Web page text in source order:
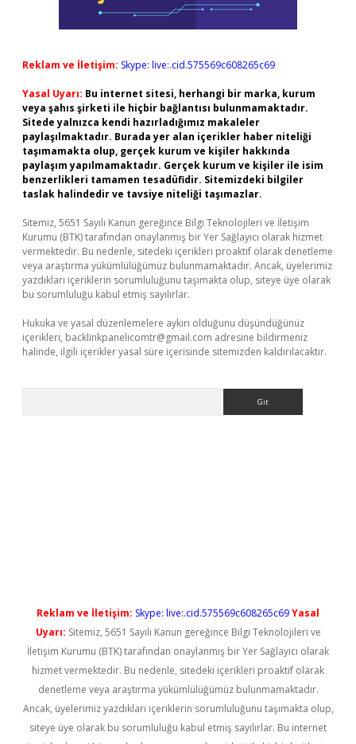
Reklam ve İletişim: Skype: live:.cid.575569c608265c69
Yasal Uyarı: Bu internet sitesi, herhangi bir marka, kurum
veya şahıs şirketi ile hiçbir bağlantısı bulunmamaktadır.
Sitede yalnızca kendi hazırladığımız makaleler
paylaşılmaktadır. Burada yer alan içerikler haber niteliği
taşımamakta olup, gerçek kurum ve kişiler hakkında
paylaşım yapılmamaktadır. Gerçek kurum ve kişiler ile isim
benzerlikleri tamamen tesadüfidir. Sitemizdeki bilgiler
taslak halindedir ve tavsiye niteliği taşımazlar.
Sitemiz, 5651 Sayılı Kanun gereğince Bilgi Teknolojileri ve İletişim
Kurumu (BTK) tarafından onaylanmış bir Yer Sağlayıcı olarak hizmet
vermektedir. Bu nedenle, sitedeki içerikleri proaktif olarak denetleme
veya araştırma yükümlülüğümüz bulunmamaktadır. Ancak, üyelerimiz
yazdıkları içeriklerin sorumluluğunu taşımakta olup, siteye üye olarak
bu sorumluluğu kabul etmiş sayılırlar.
Hukuka ve yasal düzenlemelere aykırı olduğunu düşündüğünüz
içerikleri, backlinkpanelicomtr@gmail.com adresine bildirmeniz
halinde, ilgili içerikler yasal süre içerisinde sitemizden kaldırılacaktır.
Reklam ve İletişim: Skype: live:.cid.575569c608265c69Yasal
Uyarı: Sitemiz, 5651 Sayılı Kanun gereğince Bilgi Teknolojileri ve
İletişim Kurumu (BTK) tarafından onaylanmış bir Yer Sağlayıcı olarak
hizmet vermektedir. Bu nedenle, sitedeki içerikleri proaktif olarak
denetleme veya araştırma yükümlülüğümüz bulunmamaktadır.
Ancak, üyelerimiz yazdıkları içeriklerin sorumluluğunu taşımakta olup,
siteye üye olarak bu sorumluluğu kabul etmiş sayılırlar. Bu internet